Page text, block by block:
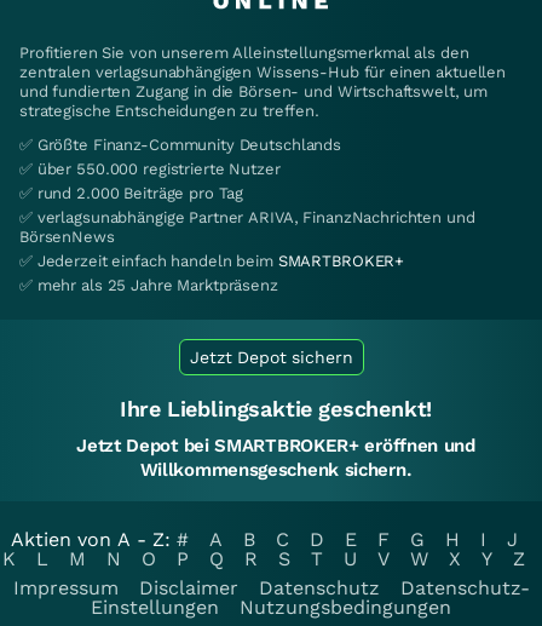
Profitieren Sie von unserem Alleinstellungsmerkmal als den
zentralen verlagsunabhängigen Wissens-Hub für einen aktuellen
und fundierten Zugang in die Börsen- und Wirtschaftswelt, um
strategische Entscheidungen zu treffen.
✅ Größte Finanz-Community Deutschlands
✅ über 550.000 registrierte Nutzer
✅ rund 2.000 Beiträge pro Tag
✅ verlagsunabhängige Partner ARIVA, FinanzNachrichten und
BörsenNews
✅ Jederzeit einfach handeln beim SMARTBROKER+
✅ mehr als 25 Jahre Marktpräsenz
Jetzt Depot sichern
Ihre Lieblingsaktie geschenkt!
Jetzt Depot bei SMARTBROKER+ eröffnen und
Willkommensgeschenk sichern.
Aktien von A - Z: # A B C D E F G H I
J
K
L M N O P Q R S T U V W X Y
Z
Impressum
Disclaimer Datenschutz
Datenschutz-
Einstellungen
Nutzungsbedingungen